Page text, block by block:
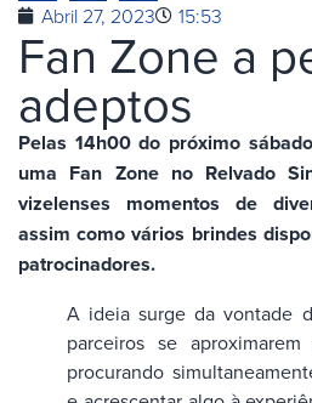
Abril 27, 2023 15:53
Fan Zone a
adeptos
Pelas 14h00 do próximo
uma Fan Zone no Relvado
vizelenses momentos de
assim como vários brindes
patrocinadores.
A ideia surge da vontade
parceiros se
procurando